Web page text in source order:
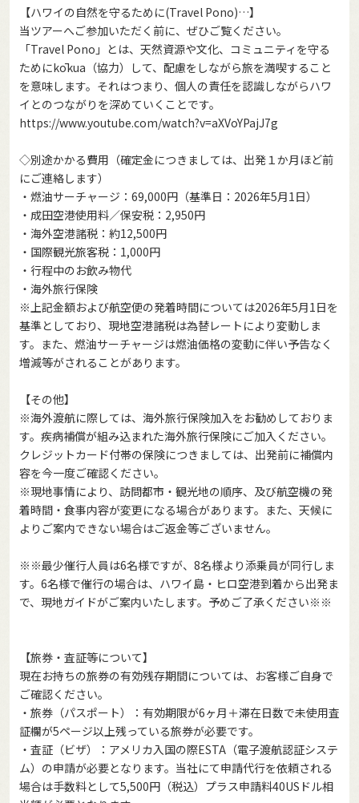
【ハワイの自然を守るために(Travel Pono)…】
当ツアーへご参加いただく前に、ぜひご覧ください。
「Travel Pono」とは、天然資源や文化、コミュニティを守る
ためにkōkua（協力）して、配慮をしながら旅を満喫すること
を意味します。それはつまり、個人の責任を認識しながらハワ
イとのつながりを深めていくことです。
https://www.youtube.com/watch?v=aXVoYPajJ7g
◇別途かかる費用（確定金につきましては、出発１か月ほど前
にご連絡します）
・燃油サーチャージ：69,000円（基準日：2026年5月1日）
・成田空港使用料／保安税：2,950円
・海外空港諸税：約12,500円
・国際観光旅客税：1,000円
・行程中のお飲み物代
・海外旅行保険
※上記金額および航空便の発着時間については2026年5月1日を
基準としており、現地空港諸税は為替レートにより変動しま
す。また、燃油サーチャージは燃油価格の変動に伴い予告なく
増減等がされることがあります。
【その他】
※海外渡航に際しては、海外旅行保険加入をお勧めしておりま
す。疾病補償が組み込まれた海外旅行保険にご加入ください。
クレジットカード付帯の保険につきましては、出発前に補償内
容を今一度ご確認ください。
※現地事情により、訪問都市・観光地の順序、及び航空機の発
着時間・食事内容が変更になる場合があります。また、天候に
よりご案内できない場合はご返金等ございません。
※※最少催行人員は6名様ですが、8名様より添乗員が同行しま
す。6名様で催行の場合は、ハワイ島・ヒロ空港到着から出発ま
で、現地ガイドがご案内いたします。予めご了承ください※※
【旅券・査証等について】
現在お持ちの旅券の有効残存期間については、お客様ご自身で
ご確認ください。
・旅券（パスポート）：有効期限が6ヶ月＋滞在日数で未使用査
証欄が5ページ以上残っている旅券が必要です。
・査証（ビザ）：アメリカ入国の際ESTA（電子渡航認証システ
ム）の申請が必要となります。当社にて申請代行を依頼される
場合は手数料として5,500円（税込）プラス申請料40USドル相